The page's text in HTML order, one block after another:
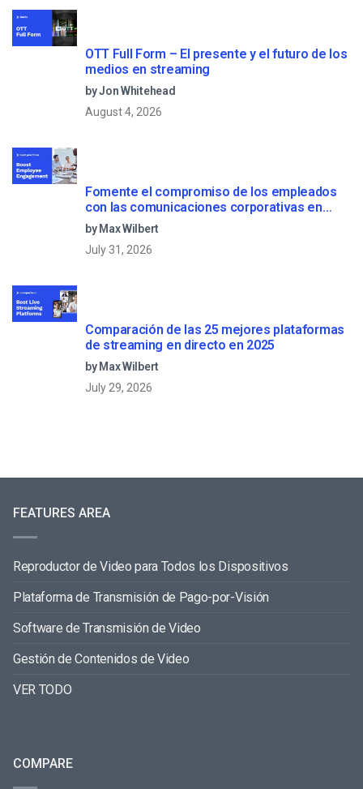
OTT Full Form – El presente y el futuro de los
medios en streaming
by Jon Whitehead
August 4, 2026
Fomente el compromiso de los empleados
con las comunicaciones corporativas en
directo
by Max Wilbert
July 31, 2026
Comparación de las 25 mejores plataformas
de streaming en directo en 2025
by Max Wilbert
July 29, 2026
FEATURES AREA
Reproductor de Video para Todos los Dispositivos
Plataforma de Transmisión de Pago-por-Visión
Software de Transmisión de Video
Gestión de Contenidos de Video
VER TODO
COMPARE